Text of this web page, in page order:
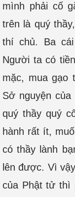
mình phải cố
trên là quý
thí chủ. Ba
Người ta có
mặc, mua gạo
Sở nguyện
quý thầy quý
hành rất ít,
có thầy lành
lên được. Vì
của Phật tử thì